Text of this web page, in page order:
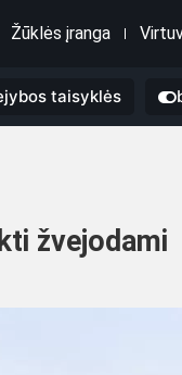
Žūklės įranga
taisyklės
žvejodami